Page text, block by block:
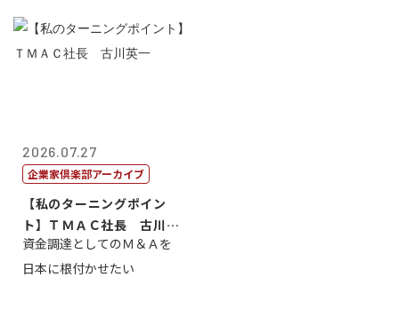
2026.07.27
企業家倶楽部アーカイブ
【私のターニングポイン
ト】ＴＭＡＣ社長 古川英
一
資金調達としてのＭ＆Ａを
日本に根付かせたい